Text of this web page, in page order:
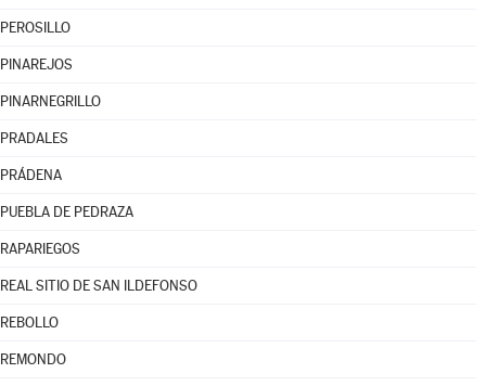
PEROSILLO
PINAREJOS
PINARNEGRILLO
PRADALES
PRÁDENA
PUEBLA DE PEDRAZA
RAPARIEGOS
REAL SITIO DE SAN ILDEFONSO
REBOLLO
REMONDO